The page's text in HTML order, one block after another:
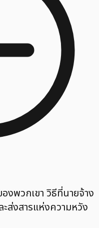
องพวกเขา วิธีที่นายจ้าง
ส่งสารแห่งความหวัง